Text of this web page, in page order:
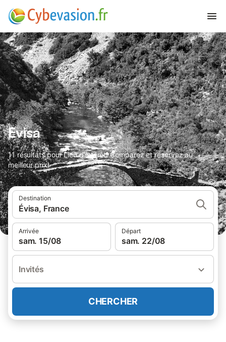
Evisa
11 résultats pour Lieu d’intérêt. Comparez et réservez au
meilleur prix!
Destination
Évisa, France
Arrivée
sam. 15/08
Départ
sam. 22/08
Invités
CHERCHER